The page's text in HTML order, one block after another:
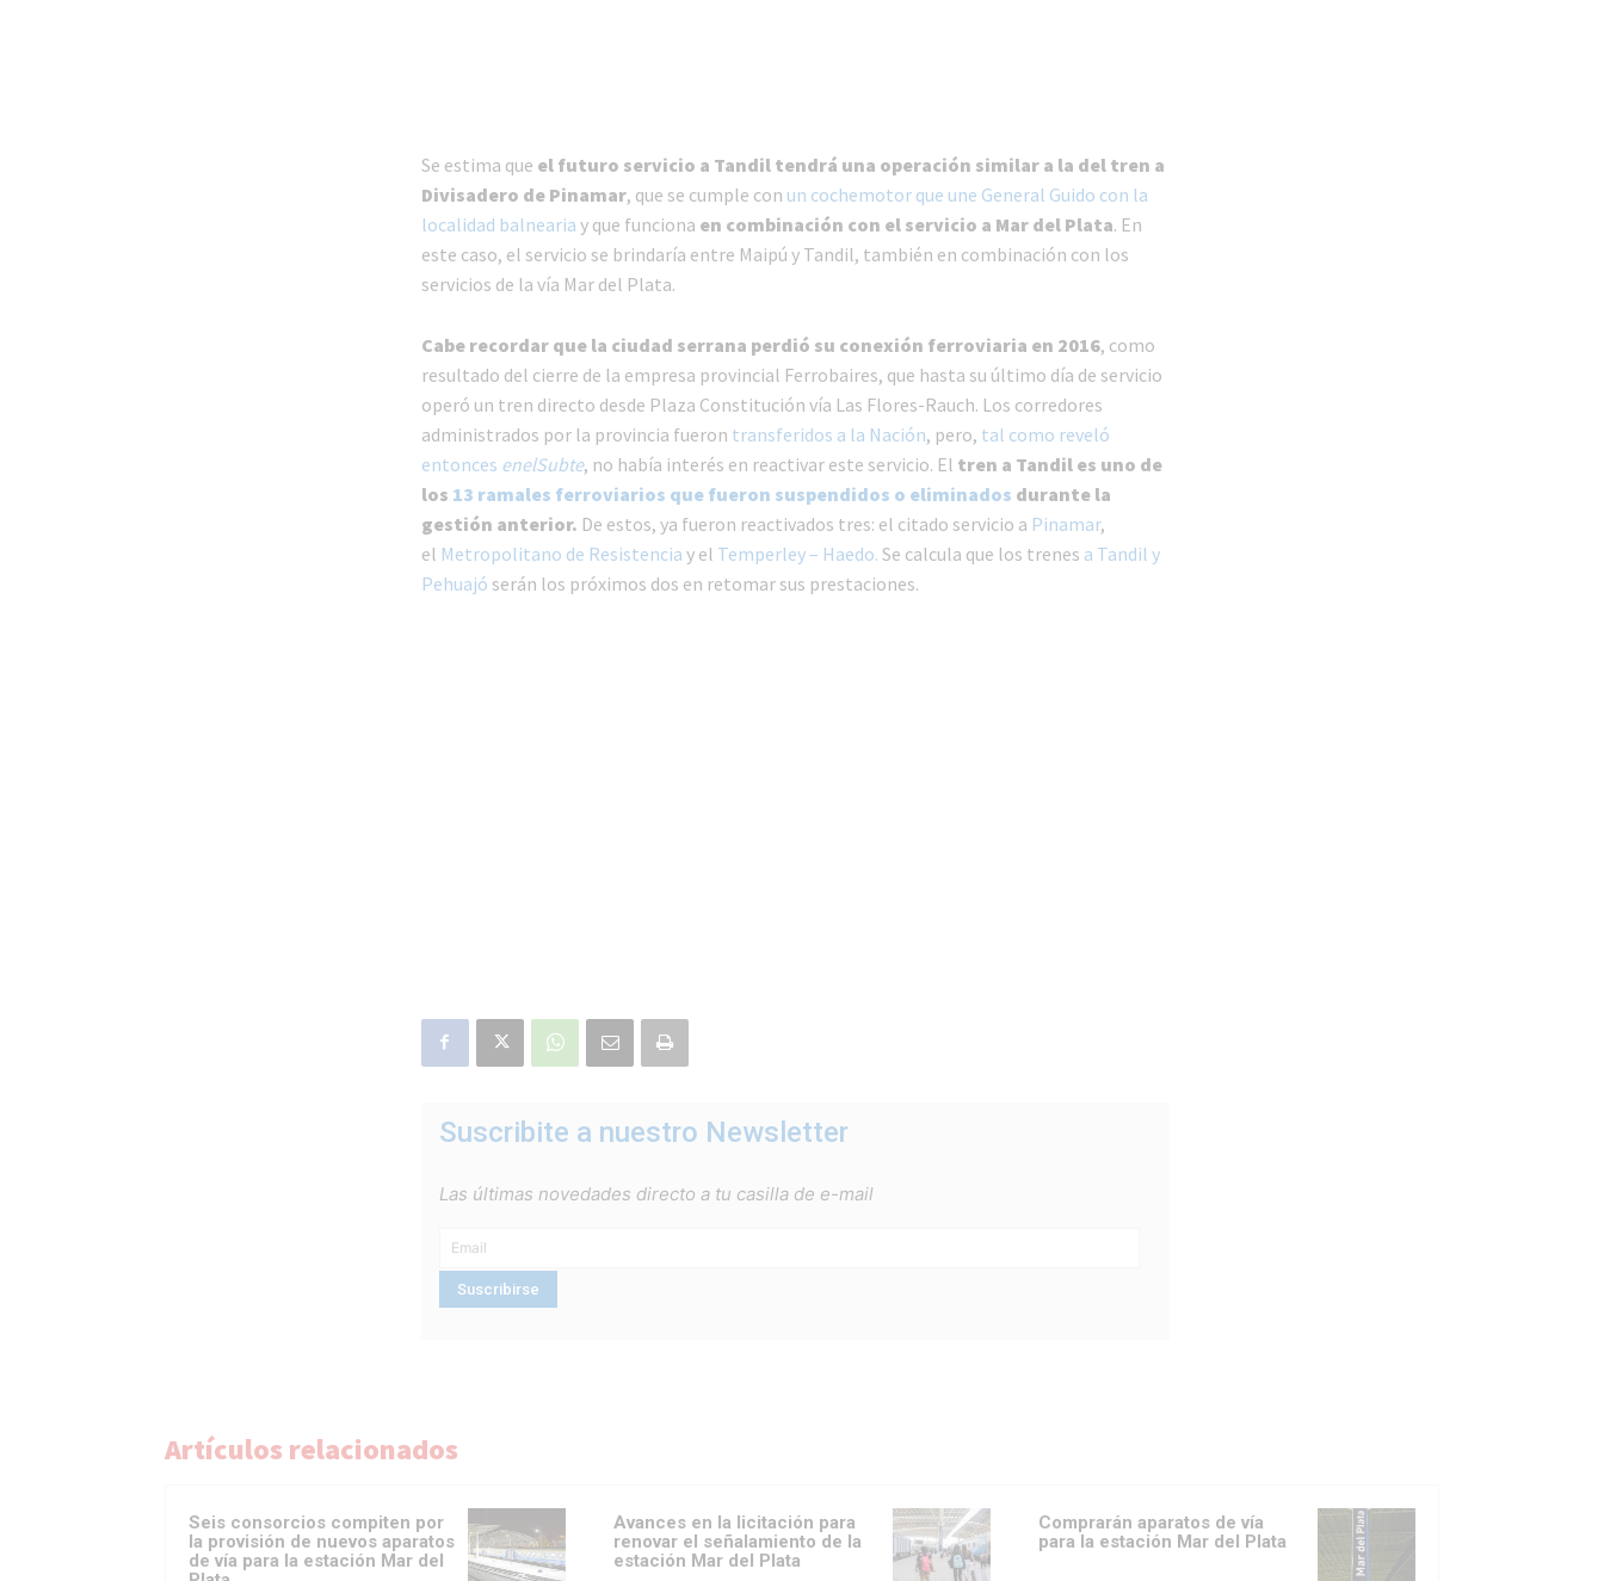
Se estima que el futuro servicio a Tandil tendrá una operación similar a la del tren a
Divisadero de Pinamar, que se cumple con un cochemotor que une General Guido con la
localidad balnearia y que funciona en combinación con el servicio a Mar del Plata. En
este caso, el servicio se brindaría entre Maipú y Tandil, también en combinación con los
servicios de la vía Mar del Plata.
Cabe recordar que la ciudad serrana perdió su conexión ferroviaria en 2016, como
resultado del cierre de la empresa provincial Ferrobaires, que hasta su último día de servicio
operó un tren directo desde Plaza Constitución vía Las Flores-Rauch. Los corredores
administrados por la provincia fueron transferidos a la Nación, pero, tal como reveló
entonces enelSubte, no había interés en reactivar este servicio. El tren a Tandil es uno de
los 13 ramales ferroviarios que fueron suspendidos o eliminados durante la
gestión anterior. De estos, ya fueron reactivados tres: el citado servicio a Pinamar,
el Metropolitano de Resistencia y el Temperley – Haedo. Se calcula que los trenes a Tandil y
Pehuajó serán los próximos dos en retomar sus prestaciones.
Suscribite a nuestro Newsletter
Las últimas novedades directo a tu casilla de e-mail
Artículos relacionados
Seis consorcios compiten por
la provisión de nuevos aparatos
de vía para la estación Mar del
Avances en la licitación para
renovar el señalamiento de la
estación Mar del Plata
Comprarán aparatos de vía
para la estación Mar del Plata